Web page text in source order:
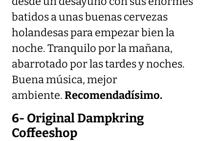
batidos a unas buenas cervezas
holandesas para empezar bien la
noche. Tranquilo por la mañana,
abarrotado por las tardes y noches.
Buena música, mejor
ambiente.Recomendadísimo.
6- Original Dampkring
Coffeeshop